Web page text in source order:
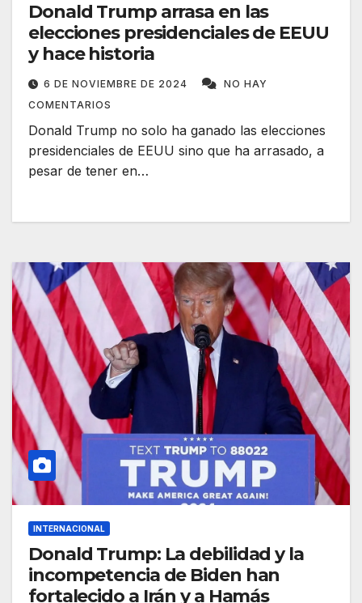
Donald Trump arrasa en las
elecciones presidenciales de EEUU
y hace historia
6 DE NOVIEMBRE DE 2024
NO HAY
COMENTARIOS
Donald Trump no solo ha ganado las elecciones
presidenciales de EEUU sino que ha arrasado, a
pesar de tener en…
INTERNACIONAL
Donald Trump: La debilidad y la
incompetencia de Biden han
fortalecido a Irán y a Hamás